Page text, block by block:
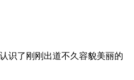
识了刚刚出道不久容貌美丽的